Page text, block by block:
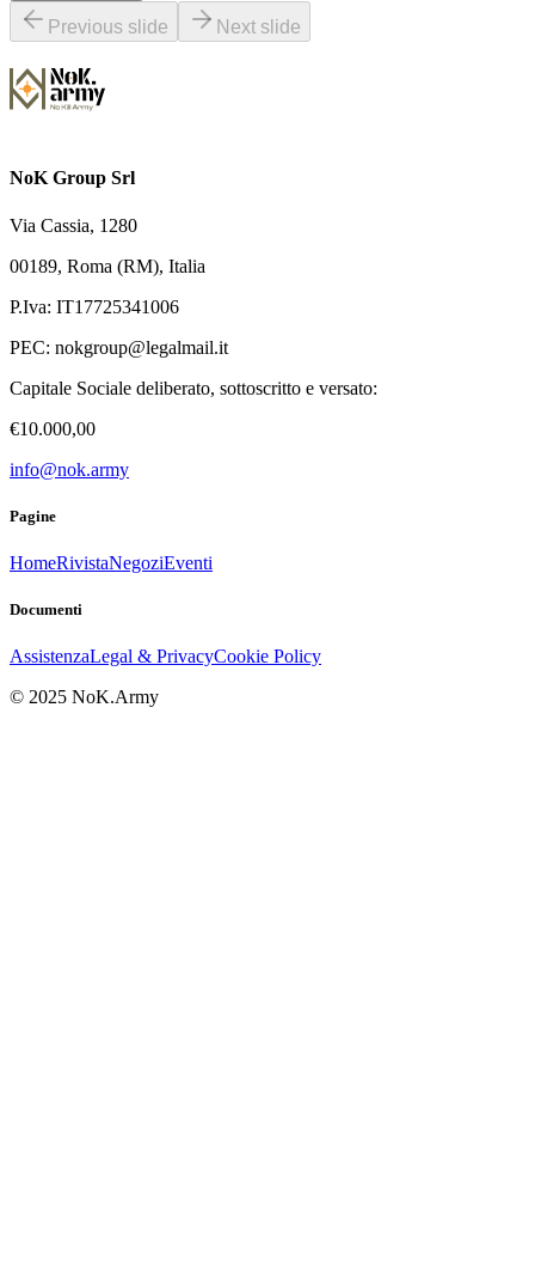
Previous slide
Next slide
NoK Group Srl
Via Cassia, 1280
00189, Roma (RM), Italia
P.Iva: IT17725341006
PEC: nokgroup@legalmail.it
Capitale Sociale deliberato, sottoscritto e versato:
€10.000,00
info@nok.army
Pagine
HomeRivistaNegoziEventi
Documenti
AssistenzaLegal & PrivacyCookie Policy
© 2025 NoK.Army